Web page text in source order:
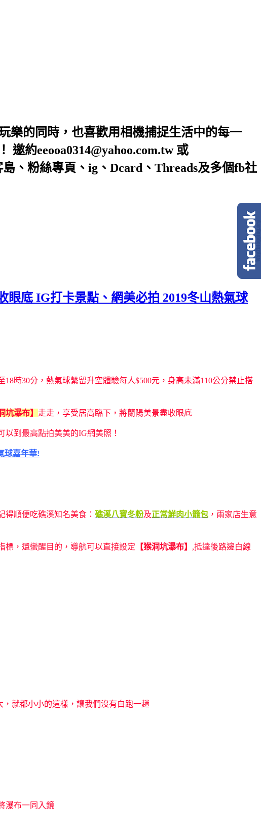
樂的同時，也喜歡用相機捕捉生活中的每一
約eeooa0314@yahoo.com.tw 或
、粉絲專頁、ig、Dcard、Threads及多個fb社
底 IG打卡景點、網美必拍 2019冬山熱氣球
時30分，熱氣球繫留升空體驗每人$500元，身高未滿110公分禁止搭
坑瀑布】 走走，享受居高臨下，將蘭陽美景盡收眼底
到最高點拍美美的IG網美照！
球嘉年華!
得順便吃礁溪知名美食： 礁溪八寶冬粉及正常鮮肉小籠包 ，兩家店生意
標，還蠻醒目的，導航可以直接設定 【猴洞坑瀑布】 ,抵達後路邊白線
就都小小的這樣，讓我們沒有白跑一趟
瀑布一同入鏡